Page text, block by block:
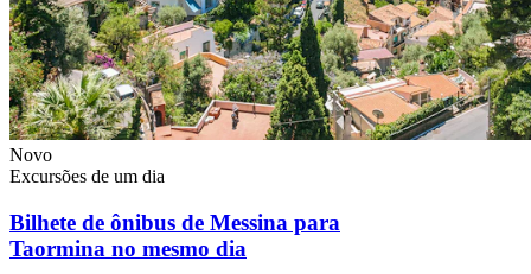
Novo
Excursões de um dia
Bilhete de ônibus de Messina para
Taormina no mesmo dia